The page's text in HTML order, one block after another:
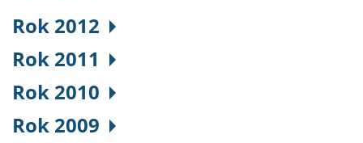
Rok 2012
Rok 2011
Rok 2010
Rok 2009